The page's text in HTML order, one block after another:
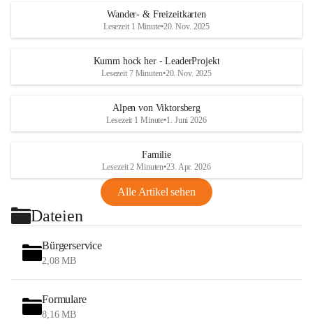
Wander- & Freizeitkarten
Lesezeit 1 Minute•20. Nov. 2025
Kumm hock her - LeaderProjekt
Lesezeit 7 Minuten•20. Nov. 2025
Alpen von Viktorsberg
Lesezeit 1 Minute•1. Juni 2026
Familie
Lesezeit 2 Minuten•23. Apr. 2026
Alle Artikel sehen
Dateien
Bürgerservice
2,08 MB
Formulare
8,16 MB